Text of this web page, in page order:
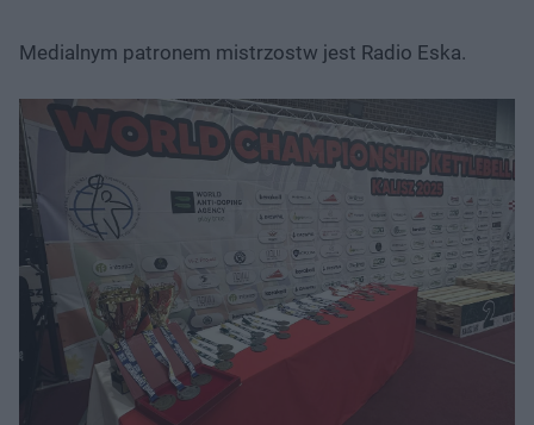
Medialnym patronem mistrzostw jest Radio Eska.